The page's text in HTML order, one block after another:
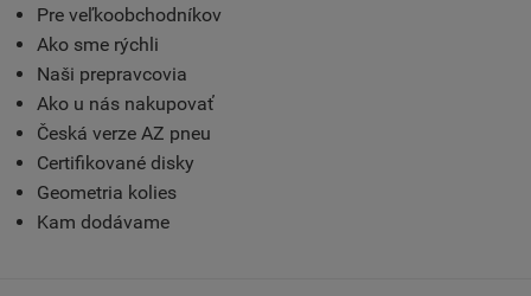
Pre veľkoobchodníkov
Ako sme rýchli
Naši prepravcovia
Ako u nás nakupovať
Česká verze AZ pneu
Certifikované disky
Geometria kolies
Kam dodávame